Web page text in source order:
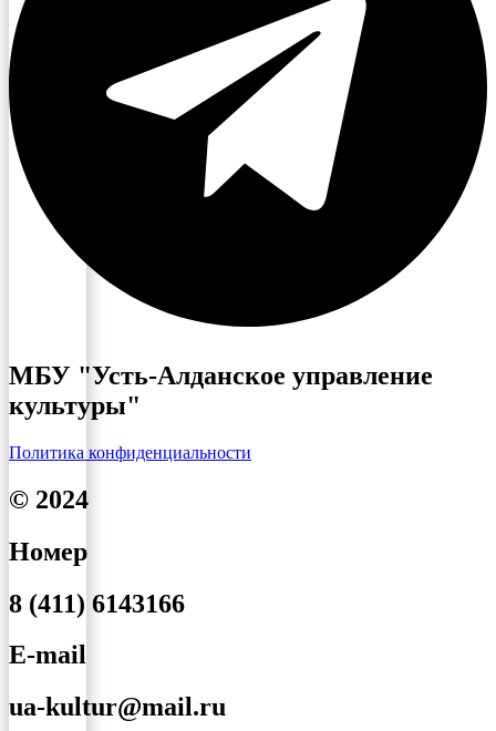
МБУ "Усть-Алданское управление
культуры"
Политика конфиденциальности
© 2024
Номер
8 (411) 6143166
E-mail
ua-kultur@mail.ru